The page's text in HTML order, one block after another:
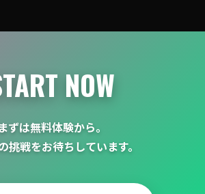
NOW
まずは無料体験から。
挑戦をお待ちしています。